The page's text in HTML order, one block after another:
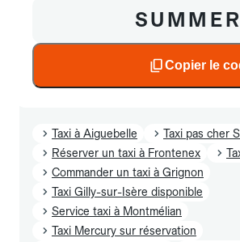
Copier le
Villes à proximité
Taxi à Aiguebelle
Taxi pas cher
Réserver un taxi à Frontenex
Commander un taxi à Grignon
Taxi Gilly-sur-Isère disponible
Service taxi à Montmélian
Taxi Mercury sur réservation